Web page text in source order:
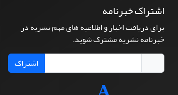
اشتراک خبرنامه
برای دریافت اخبار و اطلاعیه های مهم نشریه در
خبرنامه نشریه مشترک شوید.
اشتراک